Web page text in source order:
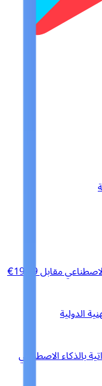
مقابل 19.99€
الدولية
بالذكاء الاصطناعي